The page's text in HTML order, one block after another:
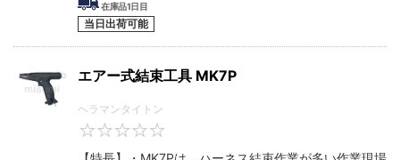
在庫品1日目
当日出荷可能
エアー式結束工具 MK7P
ヘラマンタイトン